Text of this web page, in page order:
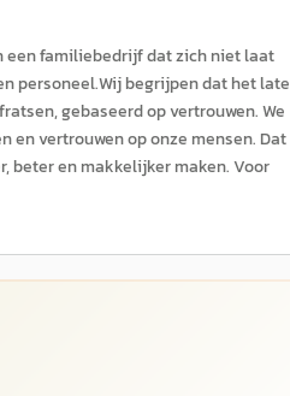
een familiebedrijf dat zich niet laat
personeel.Wij begrijpen dat het
gebaseerd op vertrouwen. We
en vertrouwen op onze mensen.
beter en makkelijker maken. Voor